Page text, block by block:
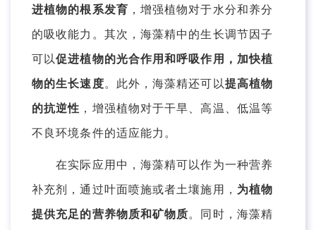
进植物的根系发育 ，增强植物对于水分和养分
的吸收能力。其次，海藻精中的生长调节因子
可以促进植物的光合作用和呼吸作用 ，加快植
物的生长速度。此外，海藻精还可以提高植物
的抗逆性 ，增强植物对于干旱、高温、低温等
不良环境条件的适应能力。
在实际应用中，海藻精可以作为一种营养
补充剂，通过叶面喷施或者土壤施用， 为植物
提供充足的营养物质和矿物质。同时，海藻精